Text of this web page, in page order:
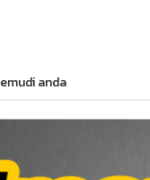
anda